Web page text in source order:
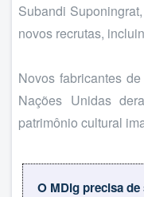
Subandi
novos recrutas,
Novos fabricantes
Nações Unidas
patrimônio cultural
O MDig precisa de